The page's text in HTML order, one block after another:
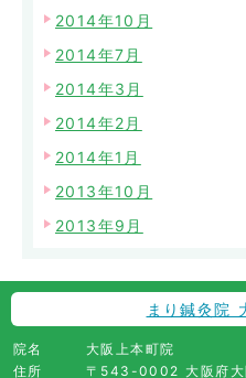
2014年10月
2014年7月
2014年3月
2014年2月
2014年1月
2013年10月
2013年9月
まり鍼灸院
院名
大阪上本町院
住所
〒543-0002 大阪府大